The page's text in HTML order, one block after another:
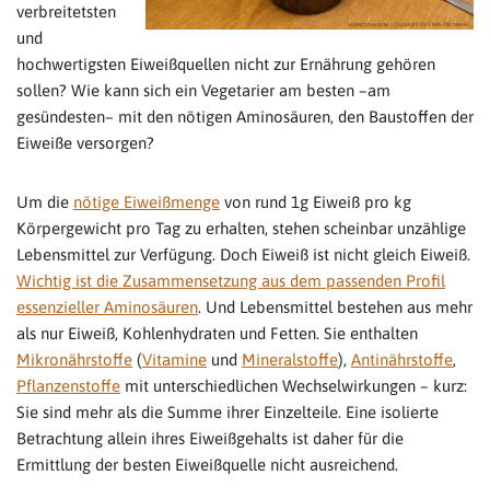
verbreitetsten
und
hochwertigsten Eiweißquellen nicht zur Ernährung gehören
sollen? Wie kann sich ein Vegetarier am besten –am
gesündesten– mit den nötigen Aminosäuren, den Baustoffen der
Eiweiße versorgen?
Um die nötige Eiweißmenge von rund 1g Eiweiß pro kg
Körpergewicht pro Tag zu erhalten, stehen scheinbar unzählige
Lebensmittel zur Verfügung. Doch Eiweiß ist nicht gleich Eiweiß.
Wichtig ist die Zusammensetzung aus dem passenden Profil
essenzieller Aminosäuren. Und Lebensmittel bestehen aus mehr
als nur Eiweiß, Kohlenhydraten und Fetten. Sie enthalten
Mikronährstoffe (Vitamine und Mineralstoffe), Antinährstoffe,
Pflanzenstoffe mit unterschiedlichen Wechselwirkungen – kurz:
Sie sind mehr als die Summe ihrer Einzelteile. Eine isolierte
Betrachtung allein ihres Eiweißgehalts ist daher für die
Ermittlung der besten Eiweißquelle nicht ausreichend.